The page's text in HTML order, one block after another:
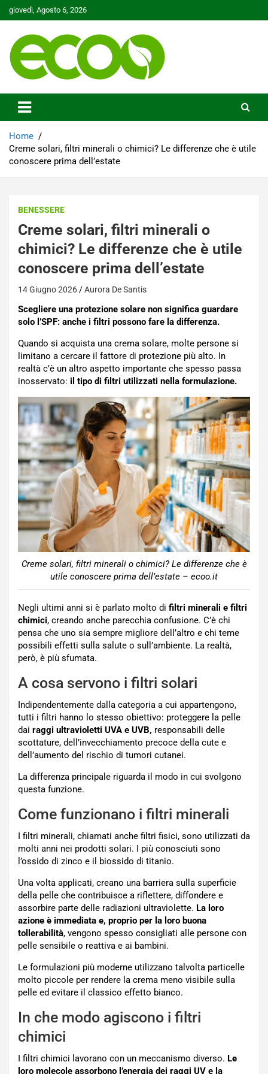
Skip
to
giovedì, Agosto 6, 2026
Ecoo.it
Home
Creme solari, filtri minerali o chimici? Le differenze che è utile
conoscere prima dell’estate
BENESSERE
Creme solari, filtri minerali o
chimici? Le differenze che è utile
conoscere prima dell’estate
14 Giugno 2026 Aurora De Santis
Scegliere una protezione solare non significa guardare
solo l’SPF: anche i filtri possono fare la differenza.
Quando si acquista una crema solare, molte persone si
limitano a cercare il fattore di protezione più alto. In
realtà c’è un altro aspetto importante che spesso passa
inosservato: il tipo di filtri utilizzati nella formulazione.
Creme solari, filtri minerali o chimici? Le differenze che è
utile conoscere prima dell’estate – ecoo.it
Negli ultimi anni si è parlato molto di filtri minerali e filtri
chimici, creando anche parecchia confusione. C’è chi
pensa che uno sia sempre migliore dell’altro e chi teme
possibili effetti sulla salute o sull’ambiente. La realtà,
però, è più sfumata.
A cosa servono i filtri solari
Indipendentemente dalla categoria a cui appartengono,
tutti i filtri hanno lo stesso obiettivo: proteggere la pelle
dai raggi ultravioletti UVA e UVB, responsabili delle
scottature, dell’invecchiamento precoce della cute e
dell’aumento del rischio di tumori cutanei.
La differenza principale riguarda il modo in cui svolgono
questa funzione.
Come funzionano i filtri minerali
I filtri minerali, chiamati anche filtri fisici, sono utilizzati da
molti anni nei prodotti solari. I più conosciuti sono
l’ossido di zinco e il biossido di titanio.
Una volta applicati, creano una barriera sulla superficie
della pelle che contribuisce a riflettere, diffondere e
assorbire parte delle radiazioni ultraviolette. La loro
azione è immediata e, proprio per la loro buona
tollerabilità, vengono spesso consigliati alle persone con
pelle sensibile o reattiva e ai bambini.
Le formulazioni più moderne utilizzano talvolta particelle
molto piccole per rendere la crema meno visibile sulla
pelle ed evitare il classico effetto bianco.
In che modo agiscono i filtri
chimici
I filtri chimici lavorano con un meccanismo diverso. Le
loro molecole assorbono l’energia dei raggi UV e la